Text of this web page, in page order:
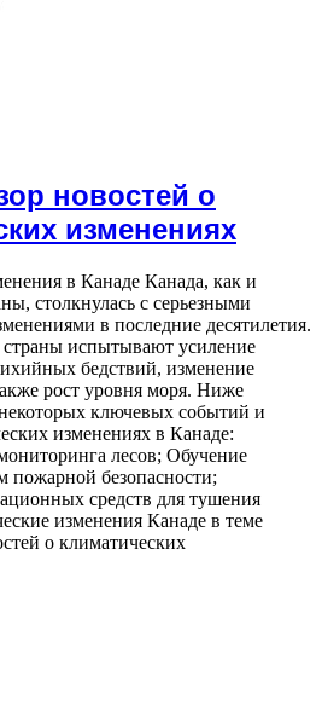
новостей о
изменениях
в Канаде Канада, как и
столкнулась с серьезными
в последние десятилетия.
страны испытывают усиление
бедствий, изменение
рост уровня моря. Ниже
ключевых событий и
изменениях в Канаде:
лесов; Обучение
пожарной безопасности;
средств для тушения
изменения Канаде в теме
о климатических